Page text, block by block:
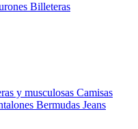
Billeteras
y musculosas Camisas
Bermudas Jeans